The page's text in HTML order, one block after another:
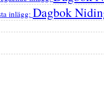
inlägg: Dagbok